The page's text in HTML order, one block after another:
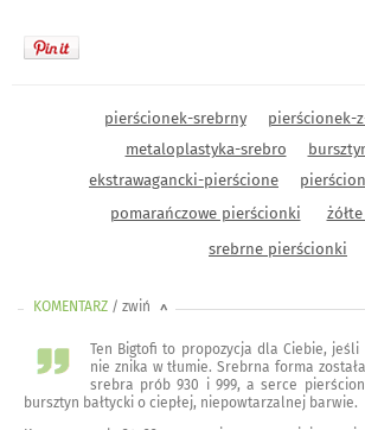
pierścionek-srebrny
pierścionek-
metaloplastyka-srebro
ekstrawagancki-pierścione
pomarańczowe pierścionki
srebrne pierścionki
KOMENTARZ / zwiń <
Ten Bigtofi to propozycja dla Ciebie,
nie znika w tłumie. Srebrna forma
srebra prób 930 i 999, a serce
bursztyn bałtycki o ciepłej, niepowtarzalnej barwie.